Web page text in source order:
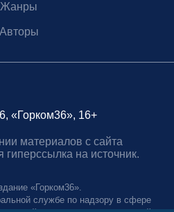
Жанры
Авторы
«Горком36», 16+
материалов с сайта
гиперссылка на источник.
«Горком36».
службе по надзору в сфере